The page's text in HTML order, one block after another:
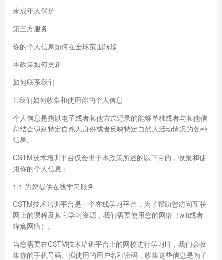
未成年人保护
第三方服务
你的个人信息如何在全球范围转移
本政策如何更新
如何联系我们
1.我们如何收集和使用你的个人信息
个人信息是指以电子或者其他方式记录的能够单独或者与其他信
息结合识别特定自然人身份或者反映特定自然人活动情况的各种
信息。
CSTM技术培训平台仅会出于本政策所述的以下目的，收集和使
用你的个人信息：
1.1 为您提供在线学习服务
CSTM技术培训平台是一个在线学习平台，为了帮助您访问互联
网上的课程及其它学习资源，我们需要使用您的网络（wifi或者
蜂窝网络）。
当您需要在CSTM技术培训平台上的网校进行学习时，我们会收
集你的手机号码、拟使用的用户名和密码，收集这些信息是为了